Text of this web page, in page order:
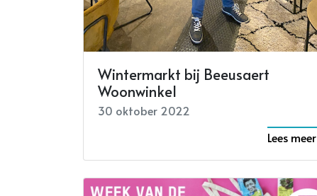
Wintermarkt bij Beeusaert
Woonwinkel
30 oktober 2022
Lees meer